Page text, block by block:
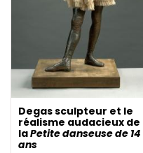
Degas sculpteur et le
réalisme audacieux de
laPetite danseuse de 14
ans